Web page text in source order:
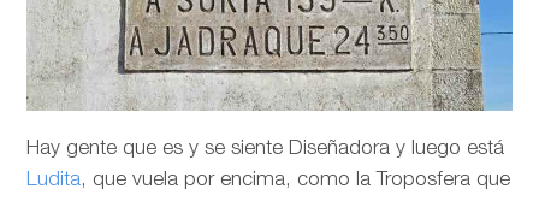
Hay gente que es y se siente Diseñadora y luego está
Ludita, que vuela por encima, como la Troposfera que